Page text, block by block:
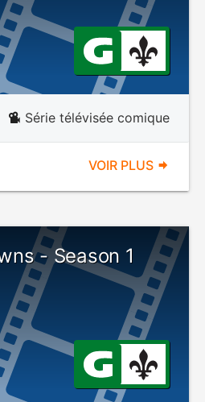
Série télévisée comique
VOIR PLUS
- Season 1